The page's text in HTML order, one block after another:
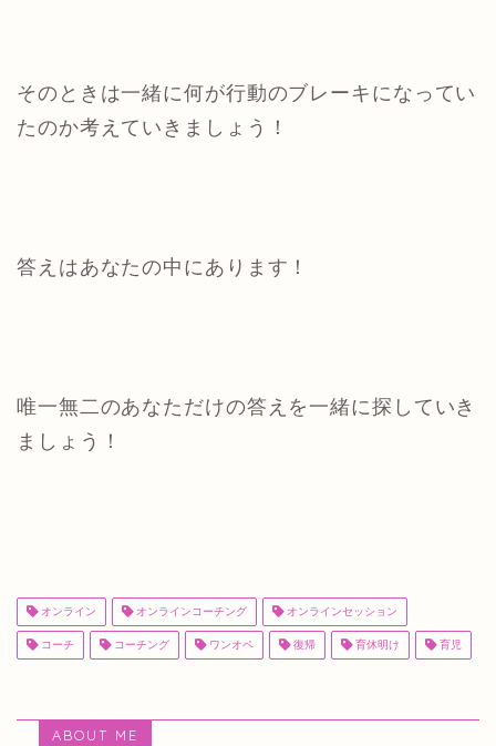
そのときは一緒に何が行動のブレーキになってい
たのか考えていきましょう！
答えはあなたの中にあります！
唯一無二のあなただけの答えを一緒に探していき
ましょう！
オンライン オンラインコーチング オンラインセッション
コーチ コーチング ワンオペ 復帰 育休明け 育児
ABOUT ME